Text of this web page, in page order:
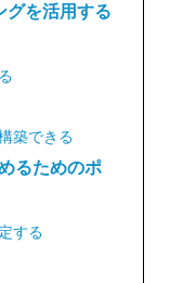
グを活用する
築できる
るためのポ
する